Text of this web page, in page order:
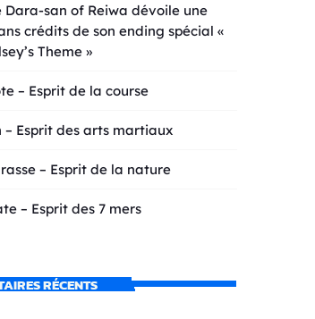
Dara-san of Reiwa dévoile une
crédits de son ending spécial «
Theme »
– Esprit de la course
– Esprit des arts martiaux
– Esprit de la nature
– Esprit des 7 mers
RÉCENTS